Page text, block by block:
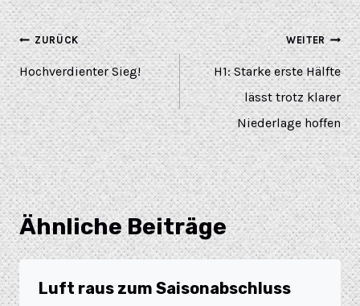
ZURÜCK
Hochverdienter Sieg!
WEITER
H1: Starke erste Hälfte
lässt trotz klarer
Niederlage hoffen
Ähnliche Beiträge
Luft raus zum Saisonabschluss